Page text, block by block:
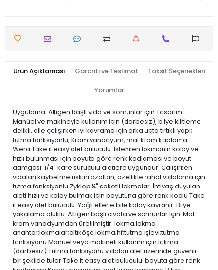
Ürün Açıklaması Garanti ve Teslimat Taksit Seçenekleri
Yorumlar
Uygulama: Altıgen başlı vida ve somunlar için Tasarım:
Manüel ve makineyle kullanım için (darbesiz), bilye kilitleme
delikli, elle çalışırken iyi kavrama için arka uçta tırtıklı yapı;
tutma fonksiyonlu; Krom vanadyum, mat krom kaplama.
Wera Take it easy alet buluculu: İstenilen lokmanın kolay ve
hızlı bulunması için boyuta göre renk kodlaması ve boyut
damgası. 1/4" kare sürücülü aletlere uygundur. Çalışırken
vidaları kaybetme riskini azaltan, özellikle rahat vidalama için
tutma fonksiyonlu Zyklop ¼" soketli lokmalar. İhtiyaç duyulan
aleti hızlı ve kolay bulmak için boyutuna göre renk kodlu Take
it easy alet buluculu. Yağlı ellerle bile kolay kavranır. Bilye
yakalama oluklu. Altıgen başlı cıvata ve somunlar için. Mat
krom vanadyumdan üretilmiştir. lokma;lokma
anahtar;lokmalar;altıköşe lokma;hf;tutma işlevi;tutma
fonksiyonu Manüel veya makineli kullanım için lokma
(darbesiz) Tutma fonksiyonu vidaları alet üzerinde güvenli
bir şekilde tutar Take it easy alet buluculu: boyuta göre renk